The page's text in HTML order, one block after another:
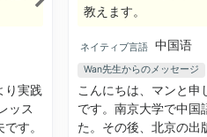
り実践
ッス
す。
教えます。
ネイティブ言語 中国语
Wan先生からのメッセージ
こんにちは、マンと
です。南京大学で中国
た。その後、北京の出